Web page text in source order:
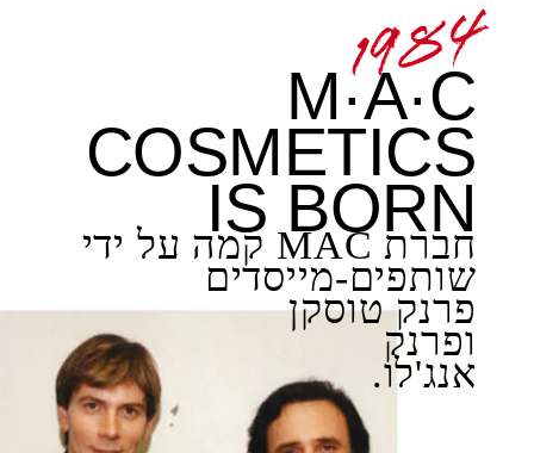
M·A·C
COSMETICS
IS BORN
חברת MAC קמה על ידי
שותפים-מייסדים
פרנק טוסקן
ופרנק
אנג'לו.